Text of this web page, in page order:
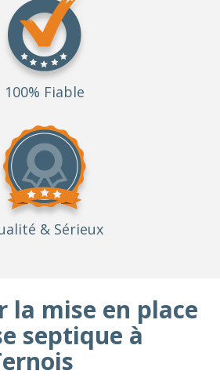
100% Fiable
& Sérieux
la mise en place
septique à